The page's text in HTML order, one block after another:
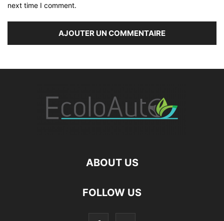
next time I comment.
ABOUT US
FOLLOW US